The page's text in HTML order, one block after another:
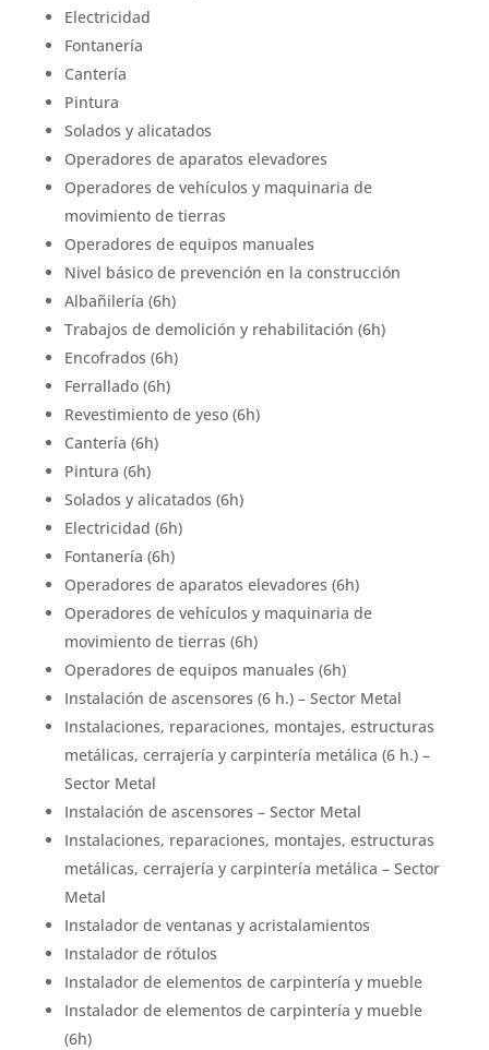
Electricidad
Fontanería
Cantería
Pintura
Solados y alicatados
Operadores de aparatos elevadores
Operadores de vehículos y maquinaria de
movimiento de tierras
Operadores de equipos manuales
Nivel básico de prevención en la construcción
Albañilería (6h)
Trabajos de demolición y rehabilitación (6h)
Encofrados (6h)
Ferrallado (6h)
Revestimiento de yeso (6h)
Cantería (6h)
Pintura (6h)
Solados y alicatados (6h)
Electricidad (6h)
Fontanería (6h)
Operadores de aparatos elevadores (6h)
Operadores de vehículos y maquinaria de
movimiento de tierras (6h)
Operadores de equipos manuales (6h)
Instalación de ascensores (6 h.) – Sector Metal
Instalaciones, reparaciones, montajes, estructuras
metálicas, cerrajería y carpintería metálica (6 h.) –
Sector Metal
Instalación de ascensores – Sector Metal
Instalaciones, reparaciones, montajes, estructuras
metálicas, cerrajería y carpintería metálica – Sector
Metal
Instalador de ventanas y acristalamientos
Instalador de rótulos
Instalador de elementos de carpintería y mueble
Instalador de elementos de carpintería y mueble
(6h)